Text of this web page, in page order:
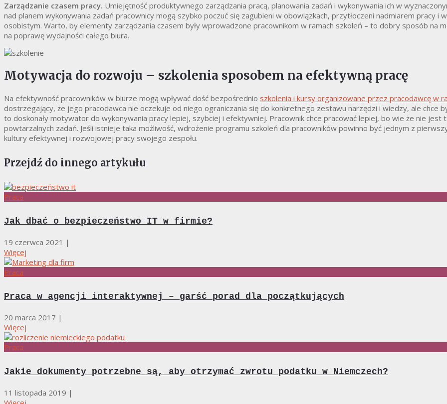
Zarządzanie czasem pracy. Umiejętność produktywnego zarządzania pracą, planowania zadań i wykonywania ich w
nad planem wykonywania zadań pracownicy mogą szybko poczuć się zagubieni w obowiązkach, przytłoczeni nadmiarem pracy
osobistym. Warto, by elementy zarządzania czasem były wprowadzone pracownikom w ramach szkoleń – to dobry sposób na
na poprawę wydajności całego biura.
Motywacja do rozwoju – szkolenia sposobem na efektywną pracę
Na efektywność pracowników w biurze mogą wpływać dość bezpośrednio szkolenia i kursy organizowane przez pracodawcę w
dostrzegający, że jego pracodawca nie oczekuje od niego ograniczania się do konkretnego zestawu narzędzi i wiedzy, ale chce
to doskonały motywator do wykonywania pracy lepiej, szybciej i efektywniej. Pracownik chce pracować lepiej, bo wie że nie jest
powtarzalnych zadań. Jeśli istnieje taka możliwość, wdrożenie programu szkoleń dla pracowników powinno być jednym z
kultury efektywnej i rozwojowej pracy swojego zespołu.
Przejdź do innego artykułu
Praca
Jak dbać o bezpieczeństwo IT w firmie?
19 czerwca 2021 |
Więcej
Praca
Praca w agencji interaktywnej – garść porad dla początkujących
20 marca 2017 |
Więcej
Praca
Jakie dokumenty potrzebne są, aby otrzymać zwrotu podatku w Niemczech?
11 listopada 2019 |